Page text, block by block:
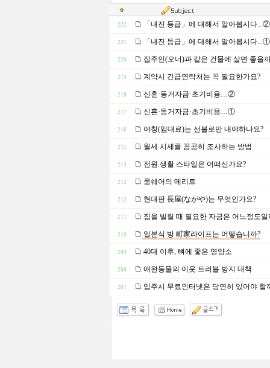
222 「내진 등급」에 대해서 알아봅시다...②
221 「내진 등급」에 대해서 알아봅시다...①
220 집주인(오너)과 같은 건물에 살면 좋을
219 계약시 긴급연락처는 꼭 필요한가요?
218 신혼·동거자금·초기비용…②
217 신혼·동거자금·초기비용…①
216 야칭(임대료)는 선불로만 내야하나요?
215 월세 시세를 꼼곰히 조사하는 방법
214 전원 생활 스타일은 어떠신가요?
213 룸쉐어의 메리트
212 현대판 長屋(ながや)는 무엇인가요?
211 집을 빌릴 때 필요한 자금은 어느정도일
210 일본식 방 町家라이프는 어떻습니까?
209 40대 이후, 뼈에 좋은 영양소
208 애완동물의 이웃 트러블 방지 대책
207 입주시 무료인터넷은 당연히 있어야 할